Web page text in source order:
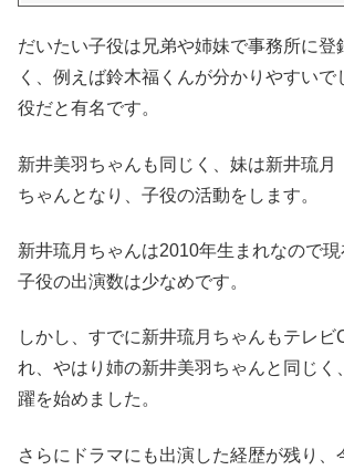
だいたい子役は兄弟や姉妹で事務所に登
く、例えば鈴木福くんが分かりやすいで
役だと有名です。
新井美羽ちゃんも同じく、妹は新井琉月
ちゃんとなり、子役の活動をします。
新井琉月ちゃんは2010年生まれなので
子役の出演数は少なめです。
しかし、すでに新井琉月ちゃんもテレビ
れ、やはり姉の新井美羽ちゃんと同じく
躍を始めました。
さらにドラマにも出演した経歴が残り、